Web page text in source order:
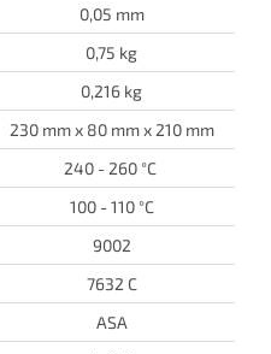
0,05 mm
0,75 kg
0,216 kg
230 mm x 80 mm x 210 mm
240 - 260 °C
100 - 110 °C
9002
7632 C
ASA